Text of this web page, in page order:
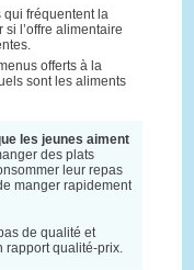
fréquentent la
l’offre alimentaire
offerts à la
sont les aliments
les jeunes aiment
des plats
leur repas
manger rapidement
de qualité et
rapport qualité-prix.